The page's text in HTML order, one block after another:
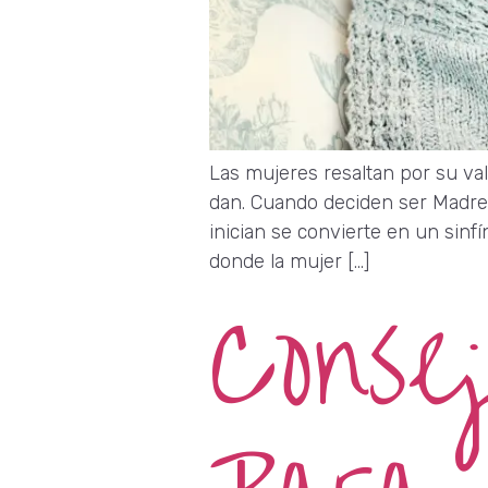
Las mujeres resaltan por su
dan. Cuando deciden ser
inician se convierte en un
donde la mujer […]